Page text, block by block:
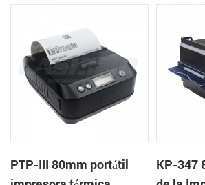
PTP-III 80mm portátil
KP-347